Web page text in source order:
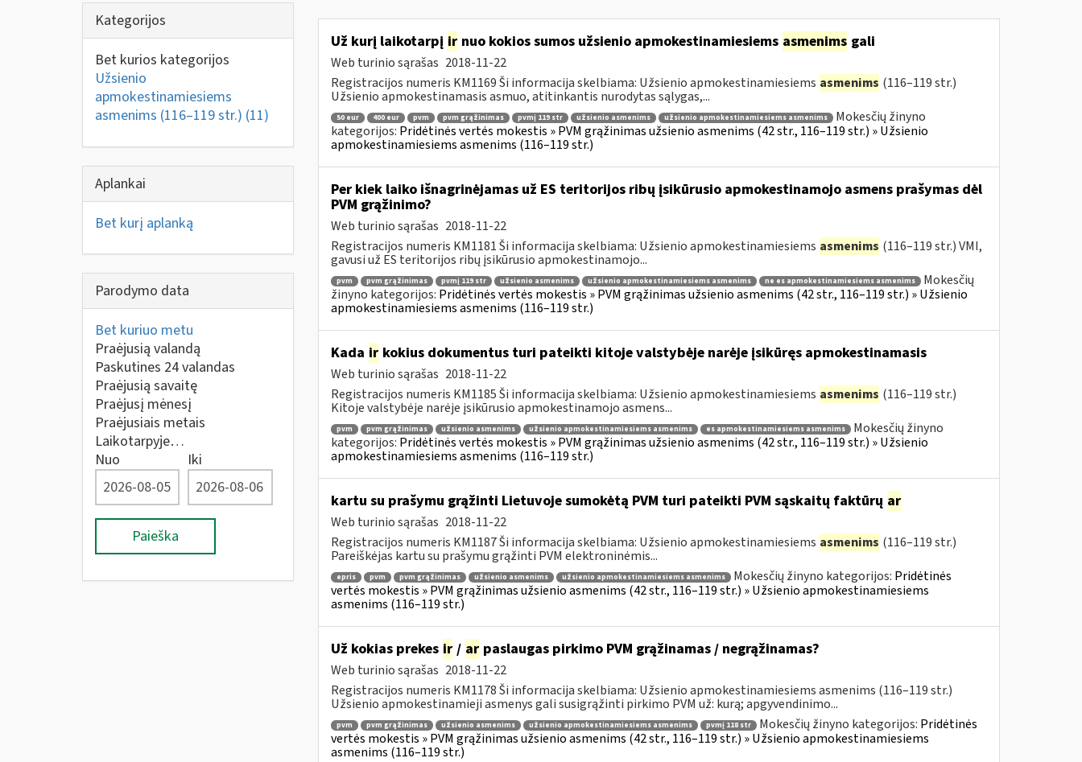
Kategorijos
Bet kurios kategorijos
Užsienio
apmokestinamiesiems
asmenims (116–119 str.) (11)
Aplankai
Bet kurį aplanką
Parodymo data
Bet kuriuo metu
Praėjusią valandą
Paskutines 24 valandas
Praėjusią savaitę
Praėjusį mėnesį
Praėjusiais metais
Laikotarpyje…
Nuo
Iki
Paieška
Už kurį laikotarpį irnuo kokios sumos užsienio apmokestinamiesiems asmenims gali
Web turinio sąrašas 2018-11-22
Registracijos numeris KM1169 Ši informacija skelbiama: Užsienio apmokestinamiesiems asmenims (116–119 str.)
Užsienio apmokestinamasis asmuo, atitinkantis nurodytas sąlygas,...
50 eur 400 eur pvm pvm grąžinimas pvmį 119 str užsienio asmenims užsienio apmokestinamiesiems asmenims
Mokesčių žinyno
kategorijos: Pridėtinės vertės mokestis » PVM grąžinimas užsienio asmenims (42 str., 116–119 str.) » Užsienio
apmokestinamiesiems asmenims (116–119 str.)
Per kiek laiko išnagrinėjamas už ES teritorijos ribų įsikūrusio apmokestinamojo asmens prašymas dėl
PVM grąžinimo?
Web turinio sąrašas 2018-11-22
Registracijos numeris KM1181 Ši informacija skelbiama: Užsienio apmokestinamiesiems asmenims (116–119 str.) VMI,
gavusi už ES teritorijos ribų įsikūrusio apmokestinamojo...
pvm pvm grąžinimas pvmį 119 str užsienio asmenims užsienio apmokestinamiesiems asmenims ne es apmokestinamiesiems asmenims
Mokesčių
žinyno kategorijos: Pridėtinės vertės mokestis » PVM grąžinimas užsienio asmenims (42 str., 116–119 str.) » Užsienio
apmokestinamiesiems asmenims (116–119 str.)
Kada irkokius dokumentus turi pateikti kitoje valstybėje narėje įsikūręs apmokestinamasis
Web turinio sąrašas 2018-11-22
Registracijos numeris KM1185 Ši informacija skelbiama: Užsienio apmokestinamiesiems asmenims (116–119 str.)
Kitoje valstybėje narėje įsikūrusio apmokestinamojo asmens...
pvm pvm grąžinimas užsienio asmenims užsienio apmokestinamiesiems asmenims es apmokestinamiesiems asmenims
Mokesčių žinyno
kategorijos: Pridėtinės vertės mokestis » PVM grąžinimas užsienio asmenims (42 str., 116–119 str.) » Užsienio
apmokestinamiesiems asmenims (116–119 str.)
kartu su prašymu grąžinti Lietuvoje sumokėtą PVM turi pateikti PVM sąskaitų faktūrų ar
Web turinio sąrašas 2018-11-22
Registracijos numeris KM1187 Ši informacija skelbiama: Užsienio apmokestinamiesiems asmenims (116–119 str.)
Pareiškėjas kartu su prašymu grąžinti PVM elektroninėmis...
epris pvm pvm grąžinimas užsienio asmenims užsienio apmokestinamiesiems asmenims Mokesčių žinyno kategorijos: Pridėtinės
vertės mokestis » PVM grąžinimas užsienio asmenims (42 str., 116–119 str.) » Užsienio apmokestinamiesiems
asmenims (116–119 str.)
Už kokias prekes ir/ arpaslaugas pirkimo PVM grąžinamas / negrąžinamas?
Web turinio sąrašas 2018-11-22
Registracijos numeris KM1178 Ši informacija skelbiama: Užsienio apmokestinamiesiems asmenims (116–119 str.)
Užsienio apmokestinamieji asmenys gali susigrąžinti pirkimo PVM už: kurą; apgyvendinimo...
pvm pvm grąžinimas užsienio asmenims užsienio apmokestinamiesiems asmenims pvmį 118 str Mokesčių žinyno kategorijos: Pridėtinės
vertės mokestis » PVM grąžinimas užsienio asmenims (42 str., 116–119 str.) » Užsienio apmokestinamiesiems
asmenims (116–119 str.)